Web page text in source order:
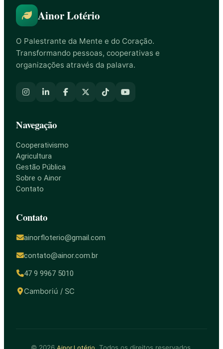
Ainor Lotério
O Palestrante da Mente e do Coração.
Transformando pessoas, cooperativas e
organizações através da palavra.
Navegação
Cooperativismo
Agricultura
Gestão Pública
Sobre o Ainor
Contato
Contato
ainorfloterio@gmail.com
contato@ainor.com.br
47 9 9967 5010
Camboriú / SC